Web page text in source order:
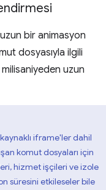
bir animasyon
dosyasıyla ilgili
uzun
iframe'ler dahil
komut dosyaları için
hizmet işçileri ve izole
süresini etkileseler bile